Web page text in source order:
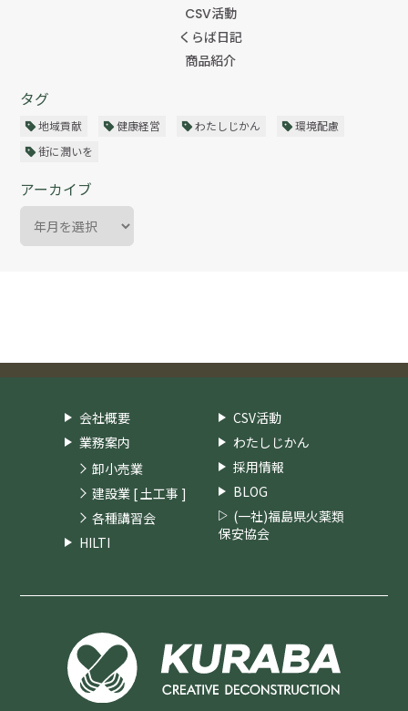
CSV活動
くらば日記
商品紹介
タグ
地域貢献 健康経営 わたしじかん
環境配慮
街に潤いを
アーカイブ
会社概要
業務案内
卸小売業
建設業 [ 土工事 ]
各種講習会
HILTI
CSV活動
わたしじかん
採用情報
BLOG
(一社)福島県火薬類
保安協会